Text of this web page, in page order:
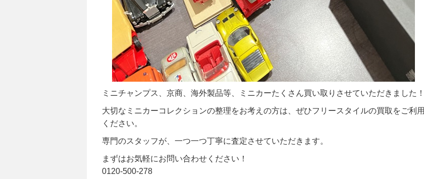
ミニチャンプス、京商、海外製品等、ミニカーたくさん買い取りさせていただきました！
大切なミニカーコレクションの整理をお考えの方は、ぜひフリースタイルの買取をご利用
ください。
専門のスタッフが、一つ一つ丁寧に査定させていただきます。
まずはお気軽にお問い合わせください！
0120-500-278